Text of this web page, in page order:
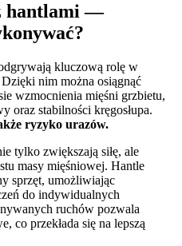
hantlami —
kluczową rolę w
nim można osiągnąć
wzmocnienia mięśni grzbietu,
oraz stabilności kręgosłupa.
ryzyko urazów.
tylko zwiększają siłę, ale
masy mięśniowej. Hantle
sprzęt, umożliwiając
do indywidualnych
ruchów pozwala
co przekłada się na lepszą